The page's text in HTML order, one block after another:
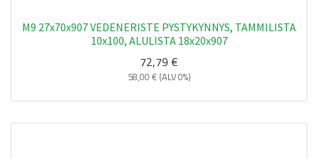
M9 27x70x907 VEDENERISTE PYSTYKYNNYS, TAMMILISTA
10x100, ALULISTA 18x20x907
72,79 €
58,00 € (ALV 0%)